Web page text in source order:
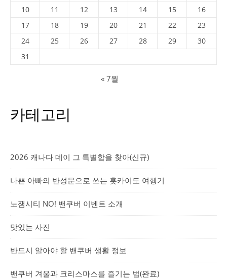
10
11 12 13 14 15
16
17
18 19 20 21 22
23
24
25 26 27 28 29
30
31
« 7월
카테고리
2026 캐나다 데이 그 특별함을 찾아(신규)
나쁜 아빠의 반성문으로 쓰는 홋카이도 여행기
노잼시티 NO! 밴쿠버 이벤트 소개
맛있는 사진
반드시 알아야 할 밴쿠버 생활 정보
밴쿠버 겨울과 크리스마스를 즐기는 법(완료)